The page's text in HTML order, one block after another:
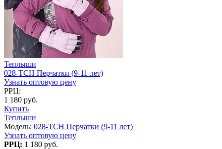
Теплыши
028-TCH Перчатки (9-11 лет)
Узнать оптовую цену
РРЦ:
1 180 руб.
Купить
Теплыши
Модель: 028-TCH Перчатки (9-11 лет)
Узнать оптовую цену
РРЦ: 1 180 руб.